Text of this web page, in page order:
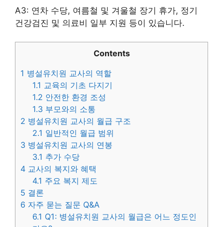
A3: 연차 수당, 여름철 및 겨울철 장기 휴가, 정기
건강검진 및 의료비 일부 지원 등이 있습니다.
Contents
1 병설유치원 교사의 역할
1.1 교육의 기초 다지기
1.2 안전한 환경 조성
1.3 부모와의 소통
2 병설유치원 교사의 월급 구조
2.1 일반적인 월급 범위
3 병설유치원 교사의 연봉
3.1 추가 수당
4 교사의 복지와 혜택
4.1 주요 복지 제도
5 결론
6 자주 묻는 질문 Q&A
6.1 Q1: 병설유치원 교사의 월급은 어느 정도인